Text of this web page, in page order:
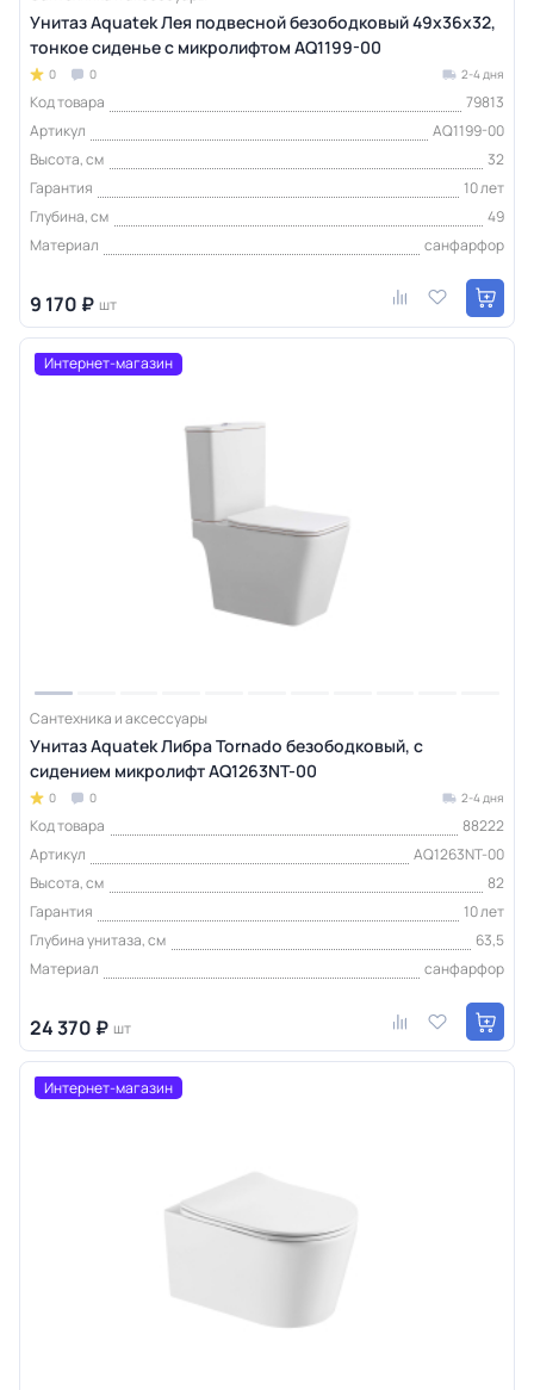
Унитаз Aquatek Лея подвесной безободковый 49х36х32,
тонкое сиденье с микролифтом AQ1199-00
0 0 2-4 дня
Код товара
79813
Артикул
AQ1199-00
Высота, см
32
Гарантия
10 лет
Глубина, см
49
Материал
санфарфор
9 170 ₽ шт
Интернет-магазин
Сантехника и аксессуары
Унитаз Aquatek Либра Tornado безободковый, с
сидением микролифт AQ1263NT-00
0 0 2-4 дня
Код товара
88222
Артикул
AQ1263NT-00
Высота, см
82
Гарантия
10 лет
Глубина унитаза, см
63,5
Материал
санфарфор
24 370 ₽ шт
Интернет-магазин